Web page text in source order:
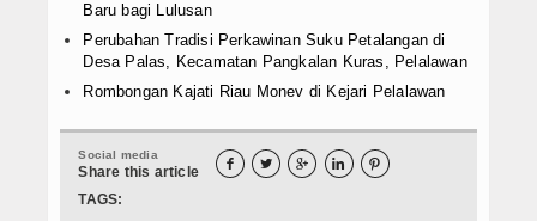
Baru bagi Lulusan
Perubahan Tradisi Perkawinan Suku Petalangan di
Desa Palas, Kecamatan Pangkalan Kuras, Pelalawan
Rombongan Kajati Riau Monev di Kejari Pelalawan
Social media
Share this article     
TAGS: